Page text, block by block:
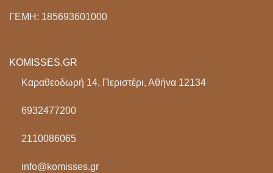
ΓΕΜΗ: 185693601000
KOMISSES.GR
Καραθεοδωρή 14, Περιστέρι, Αθήνα 12134
6932477200
2110086065
info@komisses.gr